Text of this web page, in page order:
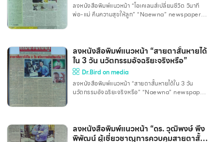
ลงหนังสือพิมพ์แนวหน้า “โอเคเลนส์เปลี่ยนชีวิต วินาที
พ่อ-แม่ คืนความสุขให้ลูก” “Naewna” newspaper
ลงหนังสือพิมพ์แนวหน้า “สายตาสั้นหายได้
ใน 3 วัน นวัตกรรมอัจฉริยะจริงหรือ”
Dr.Bird on media
ลงหนังสือพิมพ์แนวหน้า “สายตาสั้นหายได้ใน 3 วัน
นวัตกรรมอัจฉริยะจริงหรือ” “Naewna” newspaper
ลงหนังสือพิมพ์แนวหน้า “ดร. วุฒิพงษ์ พึง
พิพัฒน์ ผู้เชี่ยวชาญการควบคุมสายตาสั้น